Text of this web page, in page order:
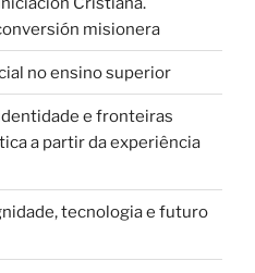
misionera
no ensino superior
e fronteiras
a partir da experiência
tecnologia e futuro